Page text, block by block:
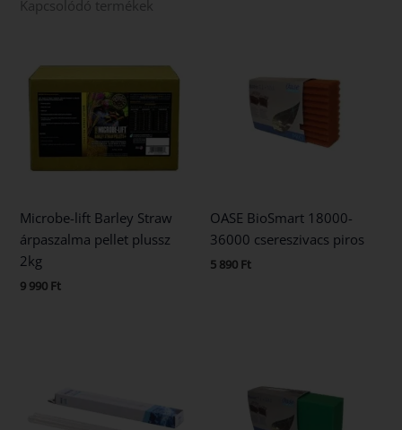
Kapcsolódó termékek
Microbe-lift Barley Straw
árpaszalma pellet plussz
2kg
9 990 Ft
OASE BioSmart 18000-
36000 csereszivacs piros
5 890 Ft